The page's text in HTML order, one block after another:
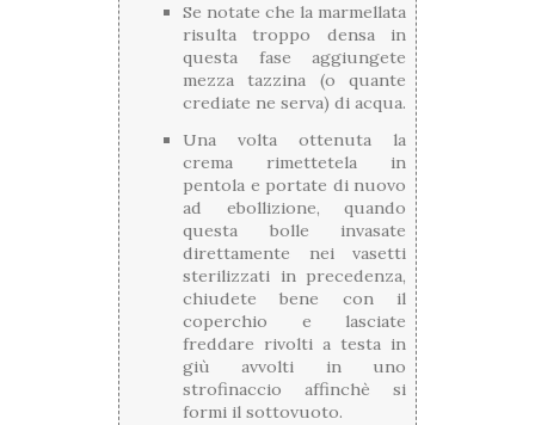
Se notate che la marmellata
risulta troppo densa in
questa fase aggiungete
mezza tazzina (o quante
crediate ne serva) di acqua.
Una volta ottenuta la
crema rimettetela in
pentola e portate di nuovo
ad ebollizione, quando
questa bolle invasate
direttamente nei vasetti
sterilizzati in precedenza,
chiudete bene con il
coperchio e lasciate
freddare rivolti a testa in
giù avvolti in uno
strofinaccio affinchè si
formi il sottovuoto.